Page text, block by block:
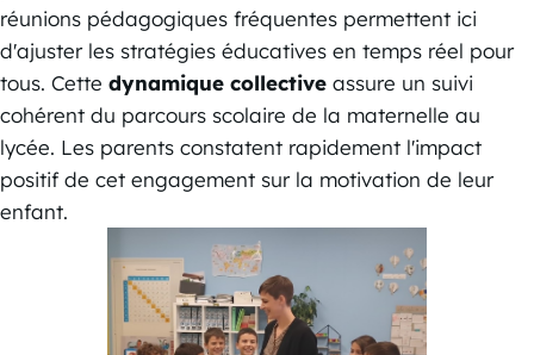
réunions pédagogiques fréquentes permettent ici
d'ajuster les stratégies éducatives en temps réel pour
tous. Cette dynamique collective assure un suivi
cohérent du parcours scolaire de la maternelle au
lycée. Les parents constatent rapidement l'impact
positif de cet engagement sur la motivation de leur
enfant.